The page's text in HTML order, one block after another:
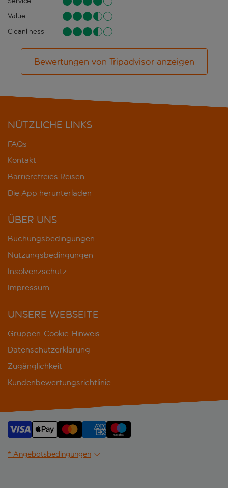
Value
Cleanliness
Bewertungen von Tripadvisor anzeigen
NÜTZLICHE LINKS
FAQs
Kontakt
Barrierefreies Reisen
Die App herunterladen
ÜBER UNS
Buchungsbedingungen
Nutzungsbedingungen
Insolvenzschutz
Impressum
UNSERE WEBSEITE
Gruppen-Cookie-Hinweis
Datenschutzerklärung
Zugänglichkeit
Kundenbewertungsrichtlinie
* Angebotsbedingungen